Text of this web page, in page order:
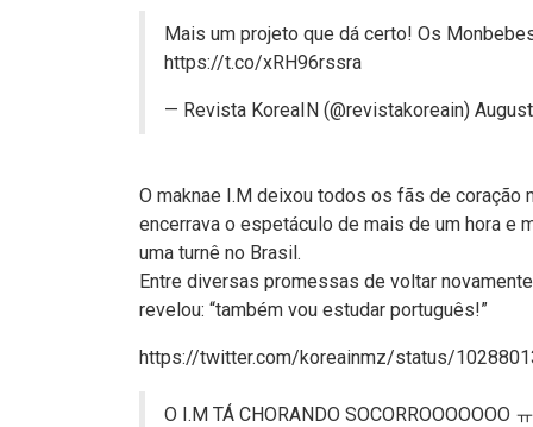
Mais um projeto que dá certo! Os
https://t.co/xRH96rssra
— Revista KoreaIN (@revistakoreain)
O maknae I.M deixou todos os fãs de coração
encerrava o espetáculo de mais de um hora e
uma turnê no Brasil.
Entre diversas promessas de voltar
revelou: “também vou estudar português!”
https://twitter.com/koreainmz/status/
O I.M TÁ CHORANDO SOCORROOOOOOO